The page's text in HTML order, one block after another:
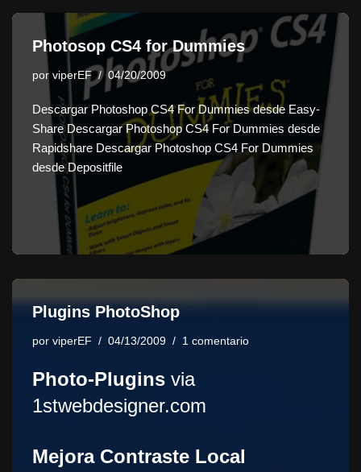
Photosop CS4 for Dummies
por viperEF 04/20/2009
Descargar Photoshop CS4 For Dummies desde Easy-
Share Descargar Photoshop CS4 For Dummies desde
Rapidshare Descargar Photoshop CS4 For Dummies
desde Depositfile
Plugins PhotoShop
por viperEF 04/13/2009 1 comentario
Photo-Plugins via
1stwebdesigner.com
Mejora Contraste Local